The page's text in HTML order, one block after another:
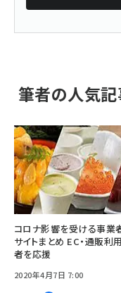
筆者の人気
コロナ影響を受ける事業
サイトまとめ EC・通販利
者を応援
2020年4月7日 7:00